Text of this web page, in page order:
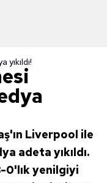
Liverpool ile
adeta yıkıldı.
0'lık yenilgiyi